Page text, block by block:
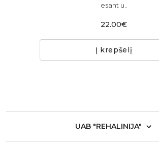
esant u..
22.00€
Į krepšelį
UAB "REHALINIJA"